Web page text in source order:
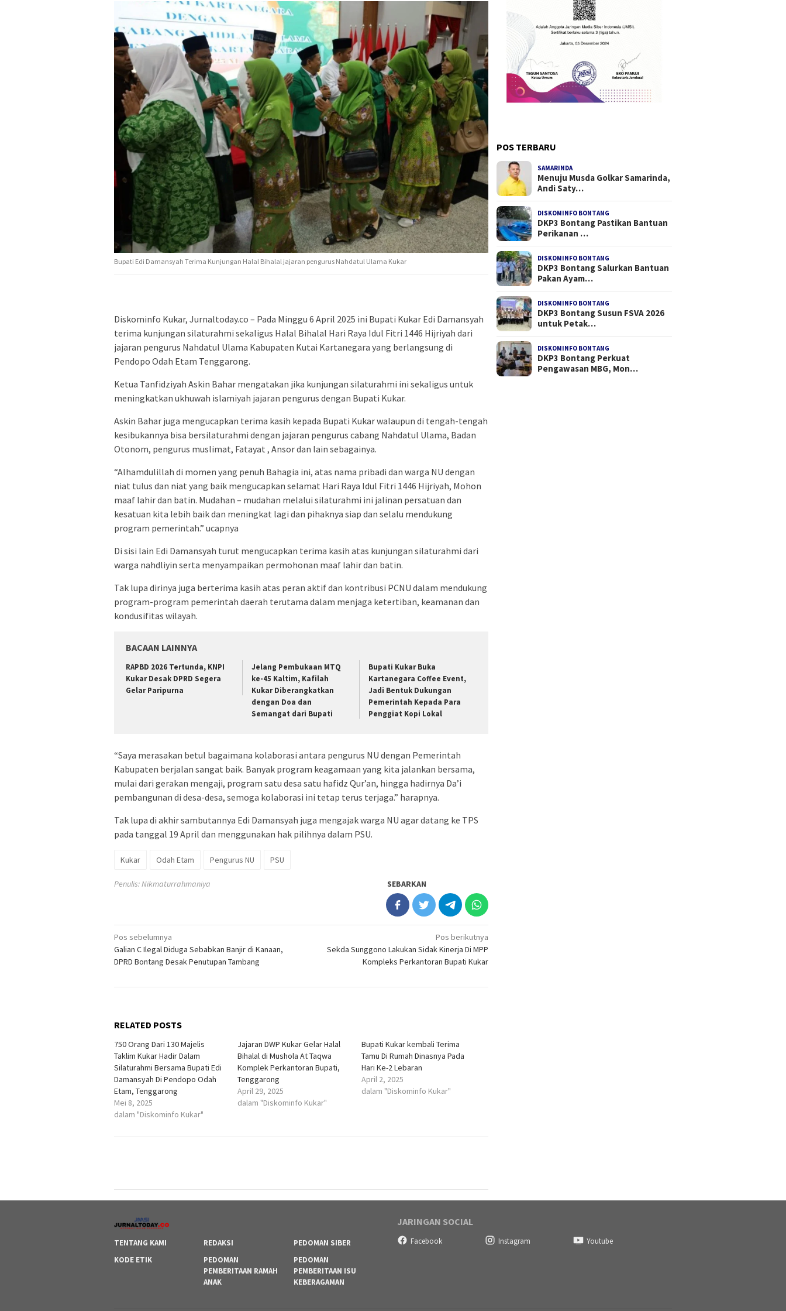
Bupati Edi Damansyah Terima Kunjungan Halal Bihalal jajaran pengurus Nahdatul Ulama Kukar
Diskominfo Kukar, Jurnaltoday.co – Pada Minggu 6 April 2025 ini Bupati Kukar Edi Damansyah
terima kunjungan silaturahmi sekaligus Halal Bihalal Hari Raya Idul Fitri 1446 Hijriyah dari
jajaran pengurus Nahdatul Ulama Kabupaten Kutai Kartanegara yang berlangsung di
Pendopo Odah Etam Tenggarong.
Ketua Tanfidziyah Askin Bahar mengatakan jika kunjungan silaturahmi ini sekaligus untuk
meningkatkan ukhuwah islamiyah jajaran pengurus dengan Bupati Kukar.
Askin Bahar juga mengucapkan terima kasih kepada Bupati Kukar walaupun di tengah-tengah
kesibukannya bisa bersilaturahmi dengan jajaran pengurus cabang Nahdatul Ulama, Badan
Otonom, pengurus muslimat, Fatayat , Ansor dan lain sebagainya.
“Alhamdulillah di momen yang penuh Bahagia ini, atas nama pribadi dan warga NU dengan
niat tulus dan niat yang baik mengucapkan selamat Hari Raya Idul Fitri 1446 Hijriyah, Mohon
maaf lahir dan batin. Mudahan – mudahan melalui silaturahmi ini jalinan persatuan dan
kesatuan kita lebih baik dan meningkat lagi dan pihaknya siap dan selalu mendukung
program pemerintah.” ucapnya
Di sisi lain Edi Damansyah turut mengucapkan terima kasih atas kunjungan silaturahmi dari
warga nahdliyin serta menyampaikan permohonan maaf lahir dan batin.
Tak lupa dirinya juga berterima kasih atas peran aktif dan kontribusi PCNU dalam mendukung
program-program pemerintah daerah terutama dalam menjaga ketertiban, keamanan dan
kondusifitas wilayah.
BACAAN LAINNYA
RAPBD 2026 Tertunda, KNPI
Kukar Desak DPRD Segera
Gelar Paripurna
Jelang Pembukaan MTQ
ke-45 Kaltim, Kafilah
Kukar Diberangkatkan
dengan Doa dan
Semangat dari Bupati
Bupati Kukar Buka
Kartanegara Coffee Event,
Jadi Bentuk Dukungan
Pemerintah Kepada Para
Penggiat Kopi Lokal
“Saya merasakan betul bagaimana kolaborasi antara pengurus NU dengan Pemerintah
Kabupaten berjalan sangat baik. Banyak program keagamaan yang kita jalankan bersama,
mulai dari gerakan mengaji, program satu desa satu hafidz Qur’an, hingga hadirnya Da’i
pembangunan di desa-desa, semoga kolaborasi ini tetap terus terjaga.” harapnya.
Tak lupa di akhir sambutannya Edi Damansyah juga mengajak warga NU agar datang ke TPS
pada tanggal 19 April dan menggunakan hak pilihnya dalam PSU.
Kukar Odah Etam Pengurus NU PSU
Penulis: Nikmaturrahmaniya SEBARKAN
Navigasi
pos
Pos sebelumnya
Galian C Ilegal Diduga Sebabkan Banjir di Kanaan,
DPRD Bontang Desak Penutupan Tambang
Pos berikutnya
Sekda Sunggono Lakukan Sidak Kinerja Di MPP
Kompleks Perkantoran Bupati Kukar
RELATED POSTS
750 Orang Dari 130 Majelis
Taklim Kukar Hadir Dalam
Silaturahmi Bersama Bupati Edi
Damansyah Di Pendopo Odah
Etam, Tenggarong
Mei 8, 2025
dalam "Diskominfo Kukar"
Jajaran DWP Kukar Gelar Halal
Bihalal di Mushola At Taqwa
Komplek Perkantoran Bupati,
Tenggarong
April 29, 2025
dalam "Diskominfo Kukar"
Bupati Kukar kembali Terima
Tamu Di Rumah Dinasnya Pada
Hari Ke-2 Lebaran
April 2, 2025
dalam "Diskominfo Kukar"
POS TERBARU
SAMARINDA
Menuju Musda Golkar Samarinda,
Andi Saty…
DISKOMINFO BONTANG
DKP3 Bontang Pastikan Bantuan
Perikanan …
DISKOMINFO BONTANG
DKP3 Bontang Salurkan Bantuan
Pakan Ayam…
DISKOMINFO BONTANG
DKP3 Bontang Susun FSVA 2026
untuk Petak…
DISKOMINFO BONTANG
DKP3 Bontang Perkuat
Pengawasan MBG, Mon…
TENTANG KAMI REDAKSI
PEDOMAN SIBER
KODE ETIK
PEDOMAN
PEMBERITAAN RAMAH
ANAK
PEDOMAN
PEMBERITAAN ISU
KEBERAGAMAN
JARINGAN SOCIAL
Facebook Instagram Youtube